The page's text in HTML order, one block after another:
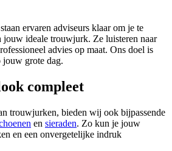
ervaren adviseurs klaar om je te
jouw ideale trouwjurk. Ze luisteren naar
advies op maat. Ons doel is
jouw grote dag.
compleet
trouwjurken, bieden wij ook bijpassende
en sieraden. Zo kun je jouw
en een onvergetelijke indruk